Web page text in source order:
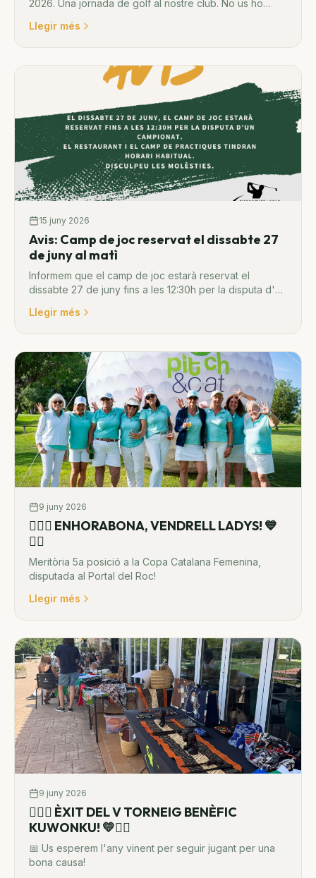
2026. Una jornada de golf al nostre club. No us ho
Llegir més
15 juny 2026
Avis: Camp de joc reservat el dissabte 27
de juny al matì
Informem que el camp de joc estarà reservat el
dissabte 27 de juny fins a les 12:30h per la disputa d'un
Llegir més
9 juny 2026
🏌️‍♀️💙 ENHORABONA, VENDRELL LADYS! 💙
🏌️‍♀️
Meritòria 5a posició a la Copa Catalana Femenina,
disputada al Portal del Roc!
Llegir més
9 juny 2026
🏌️‍♂️💛 ÈXIT DEL V TORNEIG BENÈFIC
KUWONKU! 💛🏌️‍♀️
📅 Us esperem l'any vinent per seguir jugant per una
bona causa!